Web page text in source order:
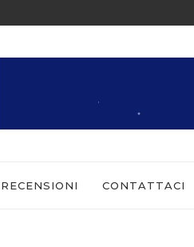
MOMENTO
RECENSIONI CONTATTACI